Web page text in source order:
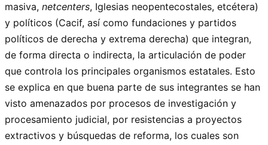
masiva, netcenters, Iglesias neopentecostales, etcétera)
y políticos (Cacif, así como fundaciones y partidos
políticos de derecha y extrema derecha) que integran,
de forma directa o indirecta, la articulación de poder
que controla los principales organismos estatales. Esto
se explica en que buena parte de sus integrantes se han
visto amenazados por procesos de investigación y
procesamiento judicial, por resistencias a proyectos
extractivos y búsquedas de reforma, los cuales son